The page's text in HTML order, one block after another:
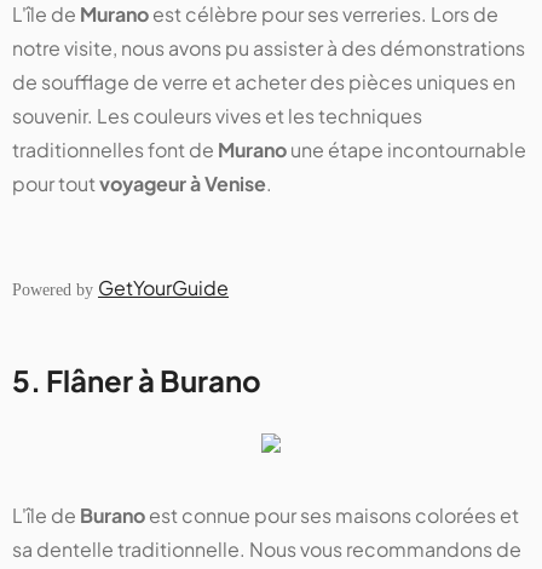
L'île de Muranoest célèbre pour ses verreries. Lors de
notre visite, nous avons pu assister à des démonstrations
de soufflage de verre et acheter des pièces uniques en
souvenir. Les couleurs vives et les techniques
traditionnelles font de Muranoune étape incontournable
pour toutvoyageur à Venise.
Powered by GetYourGuide
5. Flâner à Burano
L'île de Buranoest connue pour ses maisons colorées et
sa dentelle traditionnelle. Nous vous recommandons de